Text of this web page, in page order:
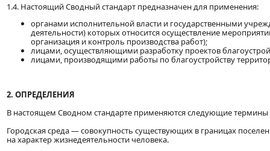
1.4. Настоящий Сводный стандарт предназначен для применения:
органами исполнительной власти и государственными
деятельности) которых относится осуществление
организация и контроль производства работ);
лицами, осуществляющими разработку проектов
лицами, производящими работы по благоустройству
2. ОПРЕДЕЛЕНИЯ
В настоящем Сводном стандарте применяются следующие
Городская среда — совокупность существующих в границах
на характер жизнедеятельности человека.